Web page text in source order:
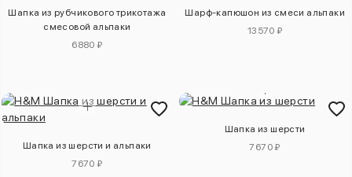
Шапка из рубчикового трикотажа
смесовой альпаки
6880 ₽
Шарф-капюшон из смеси альпаки
13570 ₽
Шапка из шерсти и альпаки
7670 ₽
Шапка из шерсти
7670 ₽